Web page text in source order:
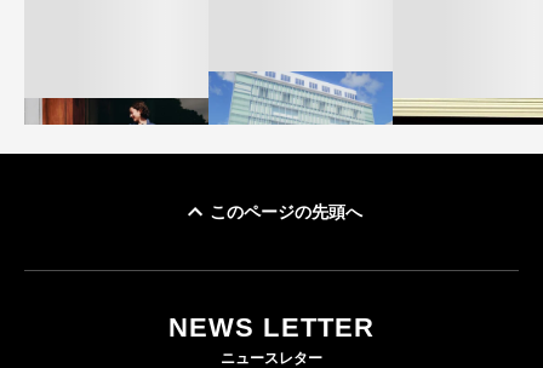
ケットなど7型を発売
FASHION
このページの先頭へ
NEWS LETTER
ニュースレター